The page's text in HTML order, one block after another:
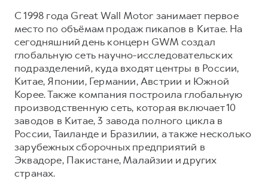
С 1998 года Great Wall Motor занимает первое
место по объёмам продаж пикапов в Китае. На
сегодняшний день концерн GWM создал
глобальную сеть научно-исследовательских
подразделений, куда входят центры в России,
Китае, Японии, Германии, Австрии и Южной
Корее. Также компания построила глобальную
производственную сеть, которая включает 10
заводов в Китае, 3 завода полного цикла в
России, Таиланде и Бразилии, а также несколько
зарубежных сборочных предприятий в
Эквадоре, Пакистане, Малайзии и других
странах.